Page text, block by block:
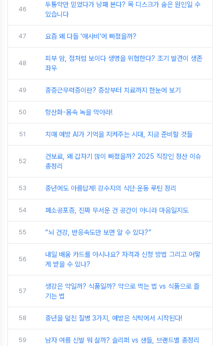
46
두통약만 믿었다가 낭패 본다? 목 디스크가 숨은 원인일 수
있습니다
47 요즘 왜 다들 '애사비'에 빠졌을까?
48
피부 암, 점처럼 보이다 생명을 위협한다? 조기 발견이 생존
좌우
49 중증근무력증이란? 증상부터 치료까지 한눈에 보기
50 항산화-몸속 녹을 막아라!
51 치매 예방 AI가 기억을 지켜주는 시대, 지금 준비할 것들
52
건보료, 왜 갑자기 많이 빠졌을까? 2025 직장인 정산 이슈
총정리
53 중년에도 아름답게! 강수지의 식단·운동 루틴 정리
54 폐소공포증, 진짜 무서운 건 공간이 아니라 마음일지도
55 “뇌 건강, 반응속도만 보면 알 수 있다?”
56
내일 배움 카드를 아시나요? 자격과 신청 방법 그리고 어떻
게 받을 수 있나?
57
생강은 약일까? 식품일까? 약으로 먹는 법 vs 식품으로 즐
기는 법
58 중년을 덮친 질병 3가지, 예방은 식탁에서 시작된다!
59 남자 여름 신발 뭐 살까? 슬리퍼 vs 샌들, 브랜드별 총정리